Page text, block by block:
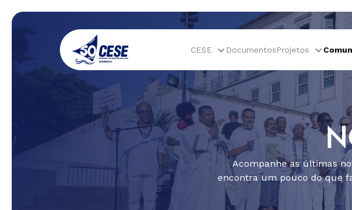
CESE DocumentosProjetos
Acompanhe as últimas
encontra um pouco do que